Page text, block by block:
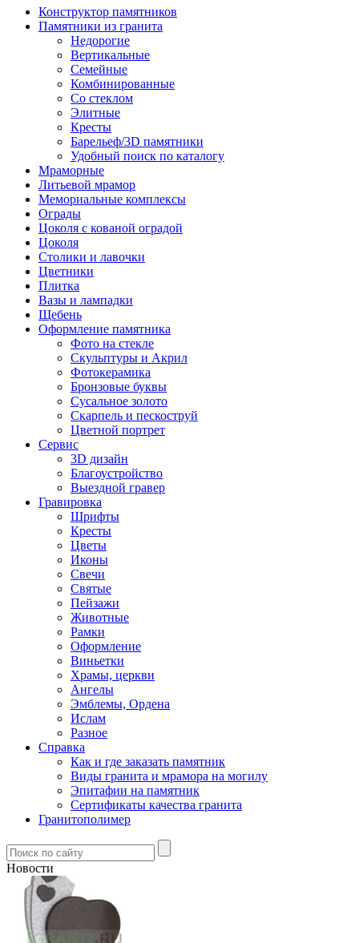
Конструктор памятников
Памятники из гранита
Недорогие
Вертикальные
Семейные
Комбинированные
Со стеклом
Элитные
Кресты
Барельеф/3D памятники
Удобный поиск по каталогу
Мраморные
Литьевой мрамор
Мемориальные комплексы
Ограды
Цоколя с кованой оградой
Цоколя
Столики и лавочки
Цветники
Плитка
Вазы и лампадки
Щебень
Оформление памятника
Фото на стекле
Скульптуры и Акрил
Фотокерамика
Бронзовые буквы
Сусальное золото
Скарпель и пескоструй
Цветной портрет
Сервис
3D дизайн
Благоустройство
Выездной гравер
Гравировка
Шрифты
Кресты
Цветы
Иконы
Свечи
Святые
Пейзажи
Животные
Рамки
Оформление
Виньетки
Храмы, церкви
Ангелы
Эмблемы, Ордена
Ислам
Разное
Справка
Как и где заказать памятник
Виды гранита и мрамора на могилу
Эпитафии на памятник
Сертификаты качества гранита
Гранитополимер
Новости